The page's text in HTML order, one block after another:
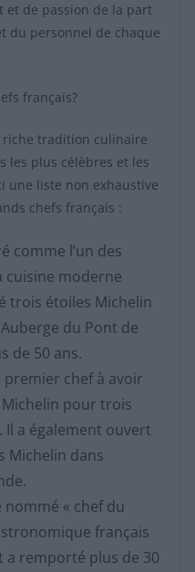
et de passion de la part
du personnel de chaque
français?
riche tradition culinaire
les plus célèbres et les
une liste non exhaustive
chefs français :
comme l’un des
cuisine moderne
trois étoiles Michelin
du Pont de
de 50 ans.
premier chef à avoir
pour trois
a également ouvert
Michelin dans
nommé « chef du
français
a remporté plus de 30